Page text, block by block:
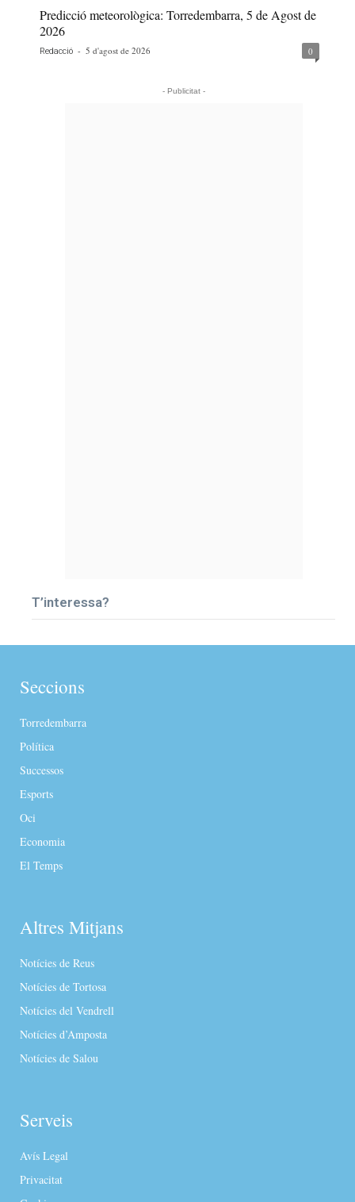
Predicció meteorològica: Torredembarra, 5 de Agost de
2026
Redacció - 5 d'agost de 2026 0
- Publicitat -
T’interessa?
Seccions
Torredembarra
Política
Successos
Esports
Oci
Economia
El Temps
Altres Mitjans
Notícies de Reus
Notícies de Tortosa
Notícies del Vendrell
Notícies d’Amposta
Notícies de Salou
Serveis
Avís Legal
Privacitat